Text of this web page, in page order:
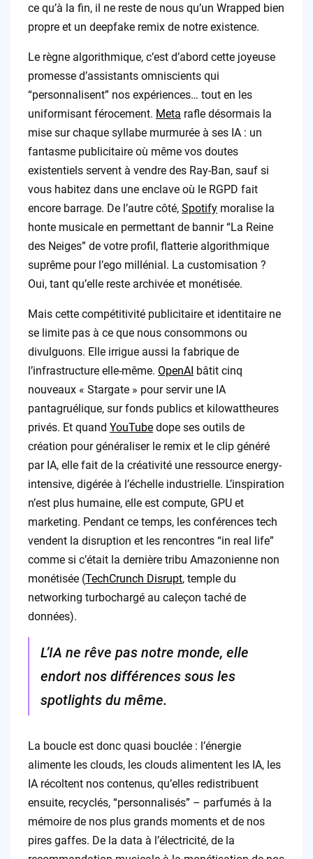
ce qu’à la fin, il ne reste de nous qu’un Wrapped bien
propre et un deepfake remix de notre existence.
Le règne algorithmique, c’est d’abord cette joyeuse
promesse d’assistants omniscients qui
“personnalisent” nos expériences… tout en les
uniformisant férocement. Meta rafle désormais la
mise sur chaque syllabe murmurée à ses IA : un
fantasme publicitaire où même vos doutes
existentiels servent à vendre des Ray-Ban, sauf si
vous habitez dans une enclave où le RGPD fait
encore barrage. De l’autre côté, Spotifymoralise la
honte musicale en permettant de bannir “La Reine
des Neiges” de votre profil, flatterie algorithmique
suprême pour l’ego millénial. La customisation ?
Oui, tant qu’elle reste archivée et monétisée.
Mais cette compétitivité publicitaire et identitaire ne
se limite pas à ce que nous consommons ou
divulguons. Elle irrigue aussi la fabrique de
l’infrastructure elle-même. OpenAI bâtit cinq
nouveaux « Stargate » pour servir une IA
pantagruélique, sur fonds publics et kilowattheures
privés. Et quand YouTubedope ses outils de
création pour généraliser le remix et le clip généré
par IA, elle fait de la créativité une ressource energy-
intensive, digérée à l’échelle industrielle. L’inspiration
n’est plus humaine, elle est compute, GPU et
marketing. Pendant ce temps, les conférences tech
vendent la disruption et les rencontres “in real life”
comme si c’était la dernière tribu Amazonienne non
monétisée (TechCrunch Disrupt, temple du
networking turbochargé au caleçon taché de
données).
L’IA ne rêve pas notre monde, elle
endort nos différences sous les
spotlights du même.
La boucle est donc quasi bouclée : l’énergie
alimente les clouds, les clouds alimentent les IA, les
IA récoltent nos contenus, qu’elles redistribuent
ensuite, recyclés, “personnalisés” – parfumés à la
mémoire de nos plus grands moments et de nos
pires gaffes. De la data à l’électricité, de la